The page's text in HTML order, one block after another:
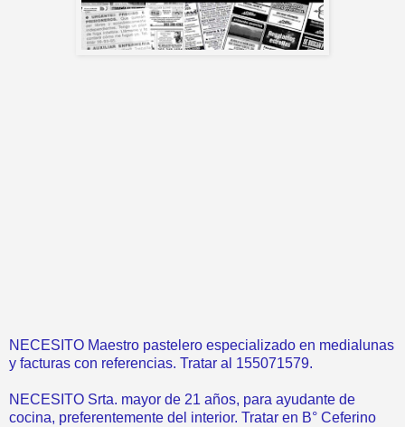
NECESITO Maestro pastelero especializado en medialunas
y facturas con referencias. Tratar al 155071579.
NECESITO Srta. mayor de 21 años, para ayudante de
cocina, preferentemente del interior. Tratar en B° Ceferino